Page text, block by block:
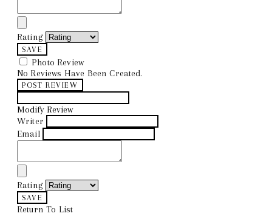
Rating
SAVE
Photo Review
No Reviews Have Been Created.
POST REVIEW
Modify Review
Writer
Email
Rating
SAVE
Return To List